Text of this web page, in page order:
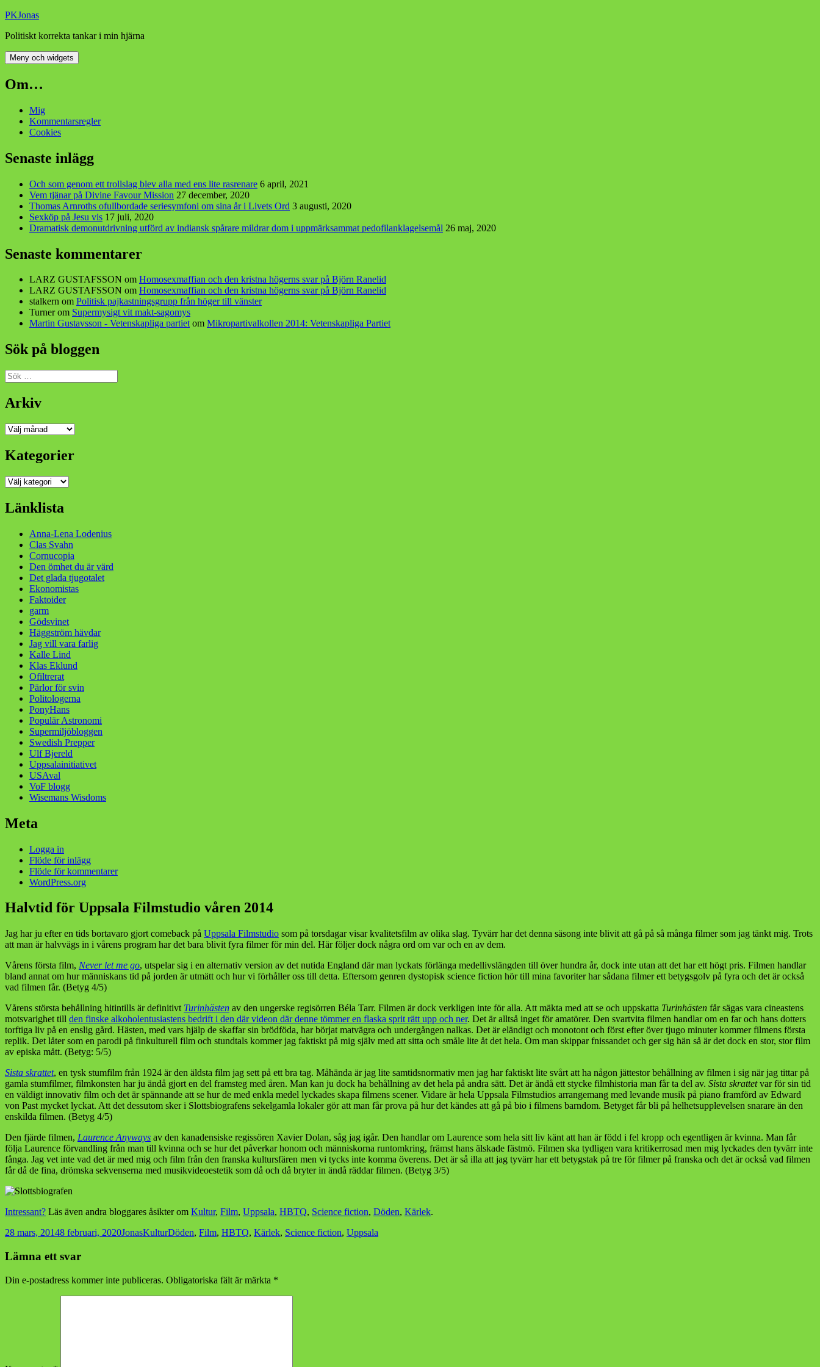
Hoppa
innehåll
PKJonas
Politiskt korrekta tankar i min hjärna
Meny och widgets
Om…
Mig
Kommentarsregler
Cookies
Senaste inlägg
Och som genom ett trollslag blev alla med ens lite rasrenare 6 april, 2021
Vem tjänar på Divine Favour Mission 27 december, 2020
Thomas Arnroths ofullbordade seriesymfoni om sina år i Livets Ord 3 augusti, 2020
Sexköp på Jesu vis 17 juli, 2020
Dramatisk demonutdrivning utförd av indiansk spårare mildrar dom i uppmärksammat pedofilanklagelsemål 26 maj, 2020
Senaste kommentarer
LARZ GUSTAFSSON om Homosexmaffian och den kristna högerns svar på Björn Ranelid
LARZ GUSTAFSSON om Homosexmaffian och den kristna högerns svar på Björn Ranelid
stalkern om Politisk pajkastningsgrupp från höger till vänster
Turnerom Supermysigt vit makt-sagomys
Martin Gustavsson - Vetenskapliga partietom Mikropartivalkollen 2014: Vetenskapliga Partiet
Sök på bloggen
Sök
efter:
Arkiv
Arkiv
Kategorier
Kategorier
Länklista
Anna-Lena Lodenius
Clas Svahn
Cornucopia
Den ömhet du är värd
Det glada tjugotalet
Ekonomistas
Faktoider
garm
Gödsvinet
Häggström hävdar
Jag vill vara farlig
Kalle Lind
Klas Eklund
Ofiltrerat
Pärlor för svin
Politologerna
PonyHans
Populär Astronomi
Supermiljöbloggen
Swedish Prepper
Ulf Bjereld
Uppsalainitiativet
USAval
VoF blogg
Wisemans Wisdoms
Meta
Logga in
Flöde för inlägg
Flöde för kommentarer
WordPress.org
Halvtid för Uppsala Filmstudio våren 2014
Jag har ju efter en tids bortavaro gjort comeback på Uppsala Filmstudio som på torsdagar visar kvalitetsfilm av olika slag. Tyvärr har det denna säsong inte blivit att gå på så många filmer som jag tänkt mig. Trots
att man är halvvägs in i vårens program har det bara blivit fyra filmer för min del. Här följer dock några ord om var och en av dem.
Vårens första film, Never let me go, utspelar sig i en alternativ version av det nutida England där man lyckats förlänga medellivslängden till över hundra år, dock inte utan att det har ett högt pris. Filmen handlar
bland annat om hur människans tid på jorden är utmätt och hur vi förhåller oss till detta. Eftersom genren dystopisk science fiction hör till mina favoriter har sådana filmer ett betygsgolv på fyra och det är också
vad filmen får. (Betyg 4/5)
Vårens största behållning hitintills är definitivt Turinhästen av den ungerske regisörren Béla Tarr. Filmen är dock verkligen inte för alla. Att mäkta med att se och uppskatta Turinhästen får sägas vara cineastens
motsvarighet till den finske alkoholentusiastens bedrift i den där videon där denne tömmer en flaska sprit rätt upp och ner. Det är alltså inget för amatörer. Den svartvita filmen handlar om en far och hans dotters
torftiga liv på en enslig gård. Hästen, med vars hjälp de skaffar sin brödföda, har börjat matvägra och undergången nalkas. Det är eländigt och monotont och först efter över tjugo minuter kommer filmens första
replik. Det låter som en parodi på finkulturell film och stundtals kommer jag faktiskt på mig själv med att sitta och småle lite åt det hela. Om man skippar fnissandet och ger sig hän så är det dock en stor, stor film
av episka mått. (Betyg: 5/5)
Sista skrattet, en tysk stumfilm från 1924 är den äldsta film jag sett på ett bra tag. Måhända är jag lite samtidsnormativ men jag har faktiskt lite svårt att ha någon jättestor behållning av filmen i sig när jag tittar på
gamla stumfilmer, filmkonsten har ju ändå gjort en del framsteg med åren. Man kan ju dock ha behållning av det hela på andra sätt. Det är ändå ett stycke filmhistoria man får ta del av. Sista skrattetvar för sin tid
en väldigt innovativ film och det är spännande att se hur de med enkla medel lyckades skapa filmens scener. Vidare är hela Uppsala Filmstudios arrangemang med levande musik på piano framförd av Edward
von Past mycket lyckat. Att det dessutom sker i Slottsbiografens sekelgamla lokaler gör att man får prova på hur det kändes att gå på bio i filmens barndom. Betyget får bli på helhetsupplevelsen snarare än den
enskilda filmen. (Betyg 4/5)
Den fjärde filmen, Laurence Anyways av den kanadensiske regissören Xavier Dolan, såg jag igår. Den handlar om Laurence som hela sitt liv känt att han är född i fel kropp och egentligen är kvinna. Man får
följa Laurence förvandling från man till kvinna och se hur det påverkar honom och människorna runtomkring, främst hans älskade fästmö. Filmen ska tydligen vara kritikerrosad men mig lyckades den tyvärr inte
fånga. Jag vet inte vad det är med mig och film från den franska kultursfären men vi tycks inte komma överens. Det är så illa att jag tyvärr har ett betygstak på tre för filmer på franska och det är också vad filmen
får då de fina, drömska sekvenserna med musikvideoestetik som då och då bryter in ändå räddar filmen. (Betyg 3/5)
Intressant? Läs även andra bloggares åsikter om Kultur, Film, Uppsala, HBTQ, Science fiction, Döden, Kärlek.
Postat
28 mars, 20148 februari, 2020Författare
JonasKategorier
KulturTaggar
Döden, Film, HBTQ, Kärlek, Science fiction, Uppsala
Lämna ett svar
Din e-postadress kommer inte publiceras. Obligatoriska fält är märkta *